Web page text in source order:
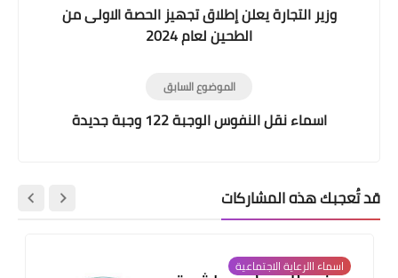
وزير التجارة يعلن إطلاق تجهيز الحصة الاولى من
الطحين لعام 2024
الموضوع السابق
اسماء نقل النفوس الوجبة 122 وجبة جديدة
قد تُعجبك هذه المشاركات
اسماء االرعاية الاجتماعية